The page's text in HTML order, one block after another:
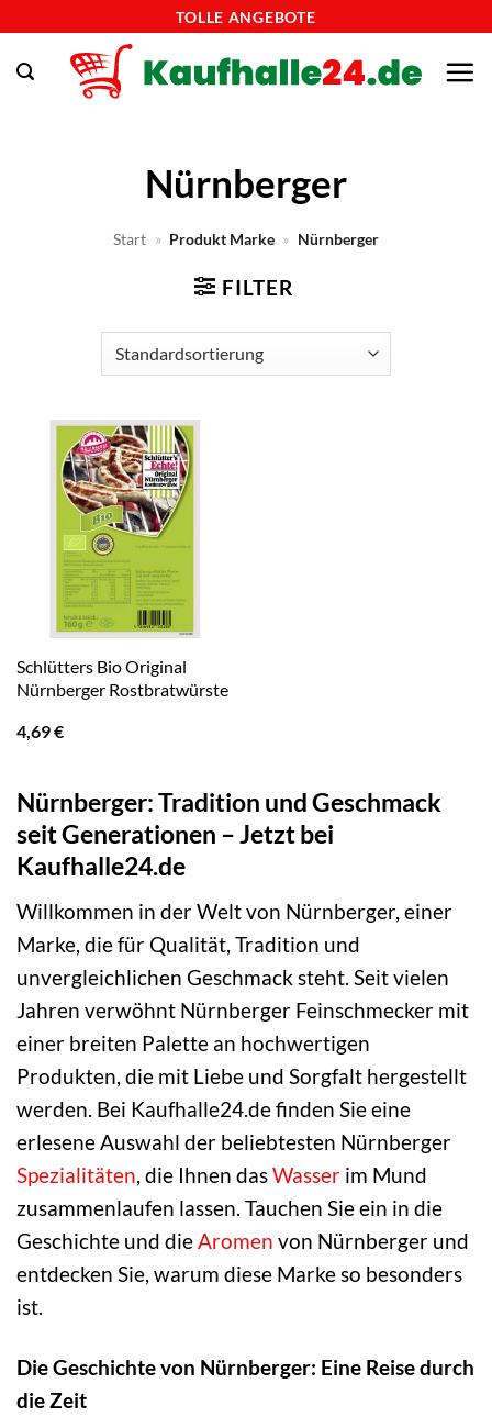
springen
TOLLE ANGEBOTE
Nürnberger
Start » Produkt Marke » Nürnberger
FILTER
Schlütters Bio Original
Nürnberger Rostbratwürste
4,69€
Nürnberger: Tradition und Geschmack
seit Generationen – Jetzt bei
Kaufhalle24.de
Willkommen in der Welt von Nürnberger, einer
Marke, die für Qualität, Tradition und
unvergleichlichen Geschmack steht. Seit vielen
Jahren verwöhnt Nürnberger Feinschmecker mit
einer breiten Palette an hochwertigen
Produkten, die mit Liebe und Sorgfalt hergestellt
werden. Bei Kaufhalle24.de finden Sie eine
erlesene Auswahl der beliebtesten Nürnberger
Spezialitäten, die Ihnen dasWasser im Mund
zusammenlaufen lassen. Tauchen Sie ein in die
Geschichte und dieAromen von Nürnberger und
entdecken Sie, warum diese Marke so besonders
ist.
Die Geschichte von Nürnberger: Eine Reise durch
die Zeit